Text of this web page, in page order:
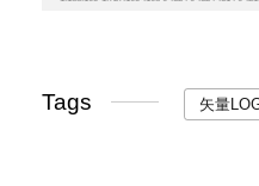
Tags 矢量